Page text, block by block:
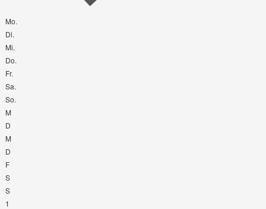
Mo.
Di.
Mi.
Do.
Fr.
Sa.
So.
M
D
M
D
F
S
S
1